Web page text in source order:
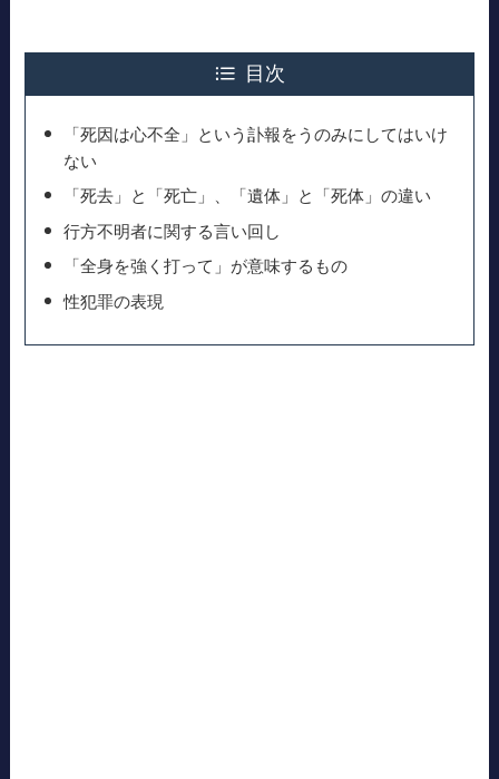
目次
「死因は心不全」という訃報をうのみにしてはいけ
ない
「死去」と「死亡」、「遺体」と「死体」の違い
行方不明者に関する言い回し
「全身を強く打って」が意味するもの
性犯罪の表現